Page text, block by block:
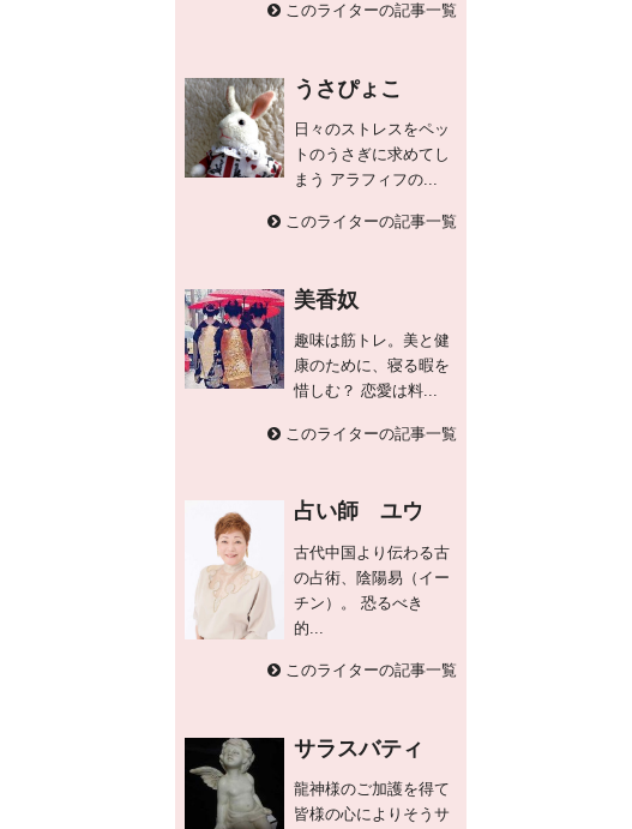
このライターの記事一覧
うさぴょこ
日々のストレスをペッ
トのうさぎに求めてし
まう アラフィフの...
このライターの記事一覧
美香奴
趣味は筋トレ。美と健
康のために、寝る暇を
惜しむ？ 恋愛は料...
このライターの記事一覧
占い師 ユウ
古代中国より伝わる古
の占術、陰陽易（イー
チン）。 恐るべき
的...
このライターの記事一覧
サラスバティ
龍神様のご加護を得て
皆様の心によりそうサ